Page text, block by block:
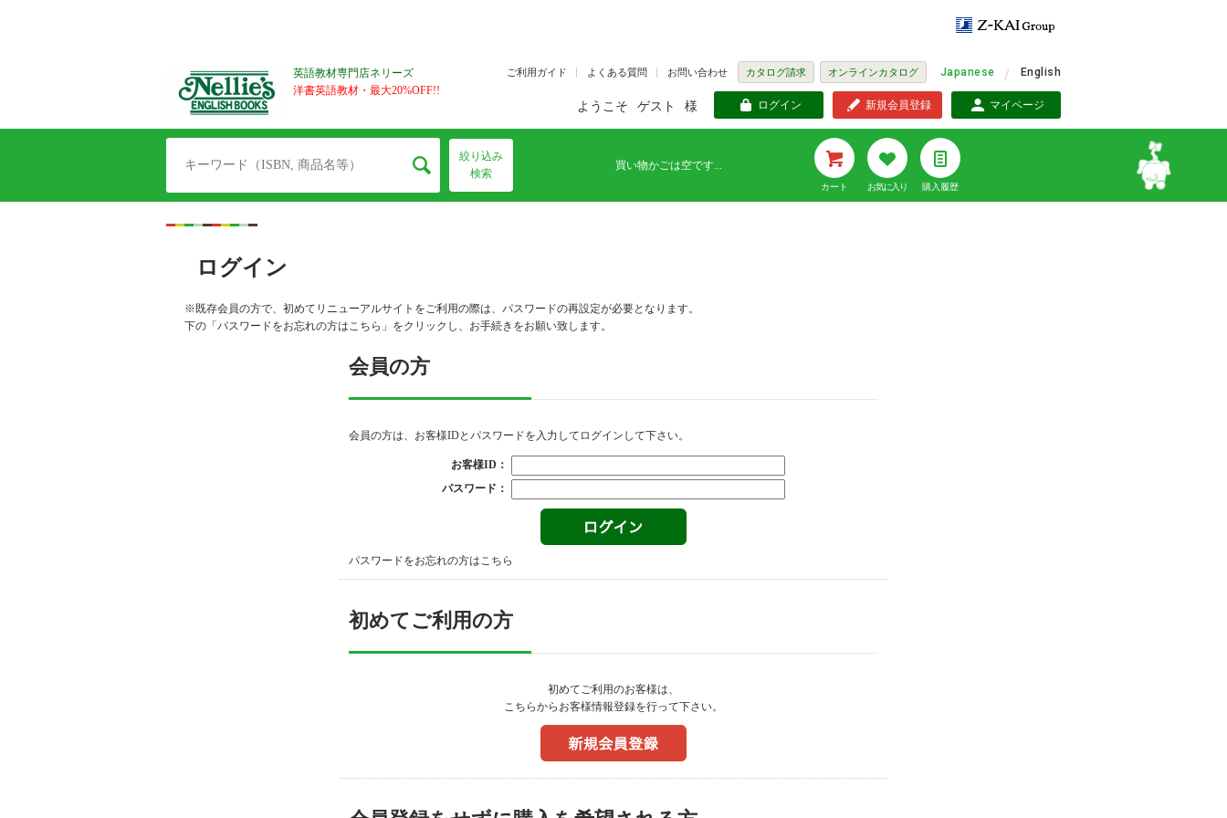
英語教材専門店ネリーズ
洋書英語教材・最大20%OFF!!
ご利用ガイド よくある質問 お問い合わせ カタログ請求 オンラインカタログ Japanese English
ようこそ ゲスト 様 ログイン 新規会員登録 マイページ
絞り込み
検索
買い物かごは空です...
カート お気に入り 購入履歴
ログイン
※既存会員の方で、初めてリニューアルサイトをご利用の際は、パスワードの再設定が必要となります。
下の「パスワードをお忘れの方はこちら」をクリックし、お手続きをお願い致します。
会員の方
会員の方は、お客様IDとパスワードを入力してログインして下さい。
お客様ID：
パスワード：
パスワードをお忘れの方はこちら
初めてご利用の方
初めてご利用のお客様は、
こちらからお客様情報登録を行って下さい。